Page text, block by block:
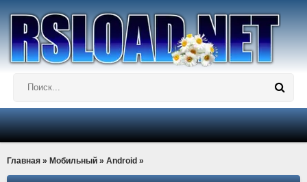
Главная » Мобильный » Android »